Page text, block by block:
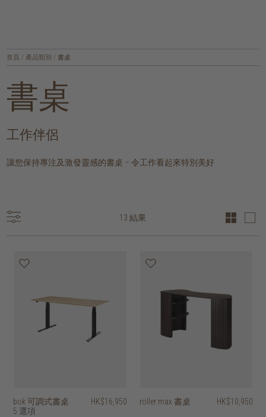
首頁 / 產品類別/ 書桌
書桌
工作伴侶
讓您保持專注及激發靈感的書桌 – 令工作看起來特別美好
13 結果
bok 可調式書桌
5 選項
HK$16,950 roller max 書桌 HK$10,950